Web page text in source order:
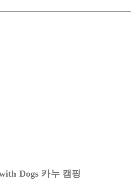
Dogs 카누 캠핑